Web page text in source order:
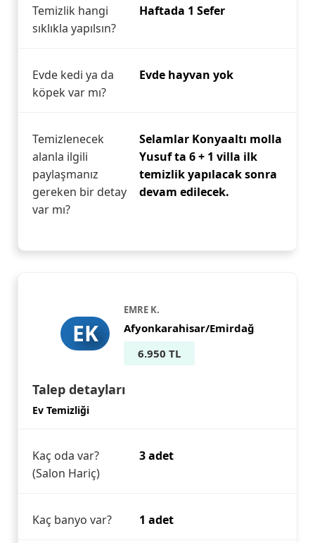
Temizlik hangi
sıklıkla yapılsın?
Haftada 1 Sefer
Evde kedi ya da
köpek var mı?
Evde hayvan yok
Temizlenecek
alanla ilgili
paylaşmanız
gereken bir detay
var mı?
Selamlar Konyaaltı molla
Yusuf ta 6 + 1 villa ilk
temizlik yapılacak sonra
devam edilecek.
EK
EMRE K.
Afyonkarahisar/Emirdağ
6.950 TL
Talep detayları
Ev Temizliği
Kaç oda var?
(Salon Hariç)
3 adet
Kaç banyo var? 1 adet